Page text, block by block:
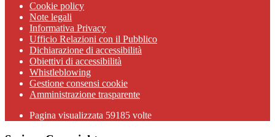
Cookie policy
Note legali
Informativa Privacy
Ufficio Relazioni con il Pubblico
Dichiarazione di accessibilità
Obiettivi di accessibilità
Whistleblowing
Gestione consensi cookie
Amministrazione trasparente
Pagina visualizzata 59185 volte